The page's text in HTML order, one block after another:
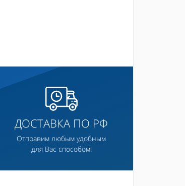
ДОСТАВКА ПО РФ
Отправим любым удобным
для Вас способом!